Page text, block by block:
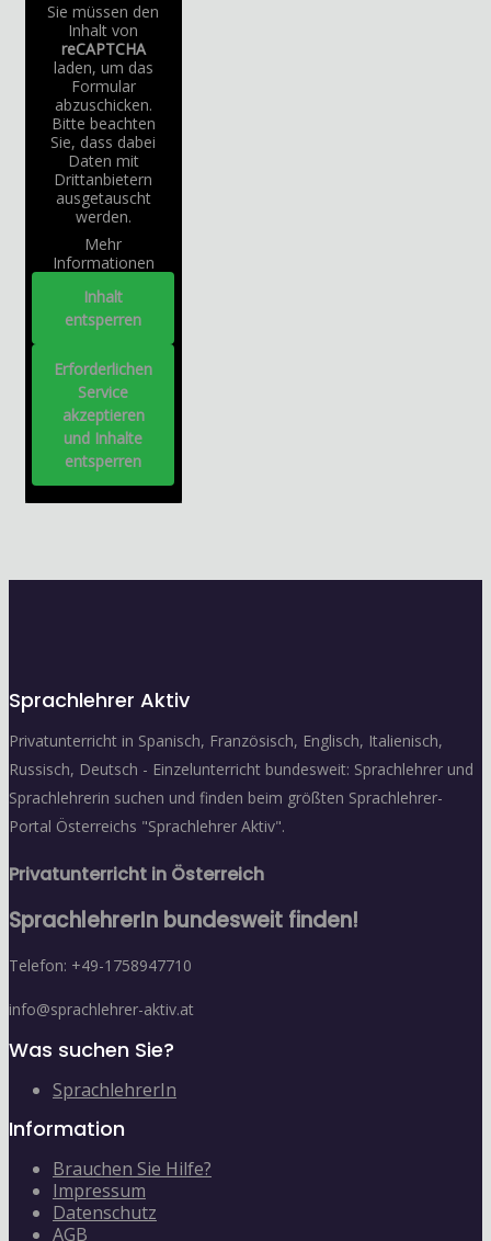
Sie müssen den
Inhalt von
reCAPTCHA
laden, um das
Formular
abzuschicken.
Bitte beachten
Sie, dass dabei
Daten mit
Drittanbietern
ausgetauscht
werden.
Mehr
Informationen
Inhalt
entsperren
Erforderlichen
Service
akzeptieren
und Inhalte
entsperren
Sprachlehrer Aktiv
Privatunterricht in Spanisch, Französisch, Englisch, Italienisch,
Russisch, Deutsch - Einzelunterricht bundesweit: Sprachlehrer und
Sprachlehrerin suchen und finden beim größten Sprachlehrer-
Portal Österreichs "Sprachlehrer Aktiv".
Privatunterricht in Österreich
SprachlehrerIn bundesweit finden!
Telefon: +49-1758947710
info@sprachlehrer-aktiv.at
Was suchen Sie?
SprachlehrerIn
Information
Brauchen Sie Hilfe?
Impressum
Datenschutz
AGB